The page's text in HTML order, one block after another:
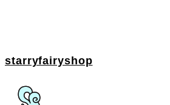
starryfairyshop